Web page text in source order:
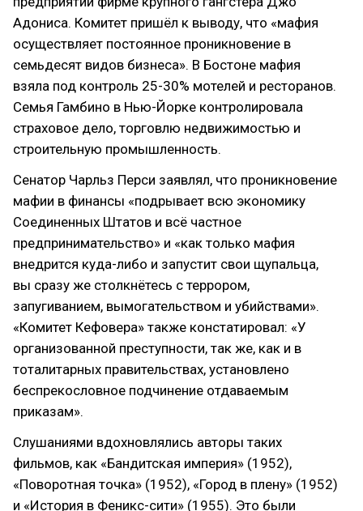
Адониса. Комитет пришёл к выводу, что «мафия
осуществляет постоянное проникновение в
семьдесят видов бизнеса». В Бостоне мафия
взяла под контроль 25-30% мотелей и ресторанов.
Семья Гамбино в Нью-Йорке контролировала
страховое дело, торговлю недвижимостью и
строительную промышленность.
Сенатор Чарльз Перси заявлял, что проникновение
мафии в финансы «подрывает всю экономику
Соединенных Штатов и всё частное
предпринимательство» и «как только мафия
внедрится куда-либо и запустит свои щупальца,
вы сразу же столкнётесь с террором,
запугиванием, вымогательством и убийствами».
«Комитет Кефовера» также констатировал: «У
организованной преступности, так же, как и в
тоталитарных правительствах, установлено
беспрекословное подчинение отдаваемым
приказам».
Слушаниями вдохновлялись авторы таких
фильмов, как «Бандитская империя» (1952),
«Поворотная точка» (1952), «Город в плену» (1952)
и «История в Феникс-сити» (1955). Это были